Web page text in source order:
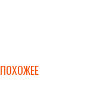
ПОХОЖЕЕ